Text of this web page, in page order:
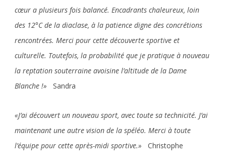
cœur a plusieurs fois balancé. Encadrants chaleureux, loin
des 12°C de la diaclase, à la patience digne des concrétions
rencontrées. Merci pour cette découverte sportive et
culturelle. Toutefois, la probabilité que je pratique à nouveau
la reptation souterraine avoisine l’altitude de la Dame
Blanche !»Sandra
«J’ai découvert un nouveau sport, avec toute sa technicité. J’ai
maintenant une autre vision de la spéléo. Merci à toute
l’équipe pour cette après-midi sportive.»Christophe